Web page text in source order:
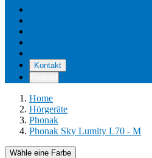
Kontakt
Home
Hörgeräte
Phonak
Phonak Sky Lumity L70 - M
Wähle eine Farbe